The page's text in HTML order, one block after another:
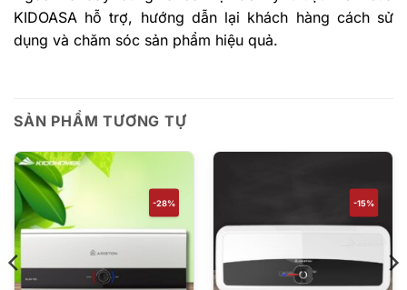
KIDOASA hỗ trợ, hướng dẫn lại khách hàng cách sử
dụng và chăm sóc sản phẩm hiệu quả.
SẢN PHẨM TƯƠNG TỰ
-28% -15%